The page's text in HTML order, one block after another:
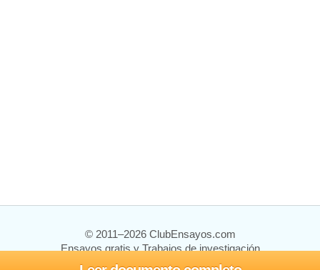
© 2011–2026 ClubEnsayos.com
Ensayos gratis y Trabajos de investigación